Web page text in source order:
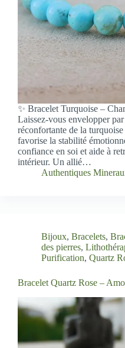
✨ Bracelet Turquoise –
Laissez-vous envelopper
réconfortante de la
favorise la stabilité
confiance en soi et aide à
intérieur. Un allié…
Authentiques
Bijoux, Bracelets,
des pierres,
Purification, Quartz
Bracelet Quartz Rose –